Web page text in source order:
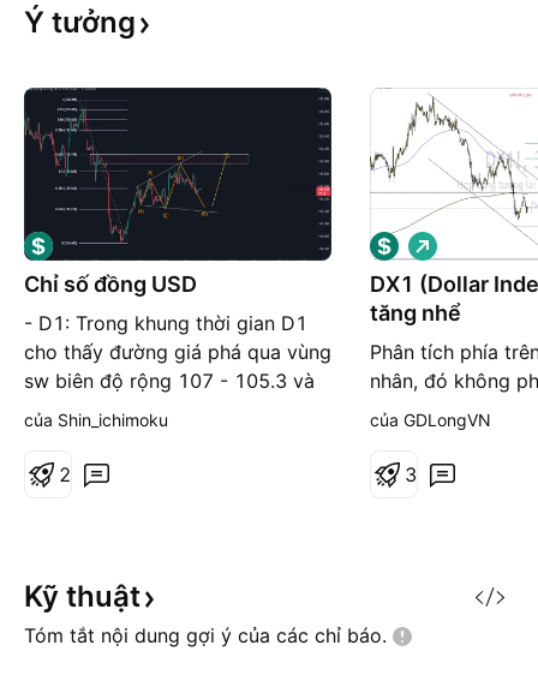
Ý tưởng
Chỉ số đồng USD
- D1: Trong khung thời gian D1
cho thấy đường giá phá qua vùng
sw biên độ rộng 107 - 105.3 và
di chuyển một sóng có động lực
vẫn đang trong trend tăng tuy
mạnh. - H4: có sóng hồi mạnh lên
của Shin_ichimoku
2
DX1 (Dollar
tăng nhể
Phân tích phía
nhân, đó không
đầu tư. Tôi
đầu tư trên thị
G
i
á
l
ê
của GDLongVN
3
Kỹ thuật
Tóm tắt nội dung gợi ý của các chỉ báo.